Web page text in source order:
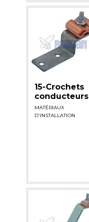
15-Crochets
conducteurs
MATÉRIAUX
D'INSTALLATION